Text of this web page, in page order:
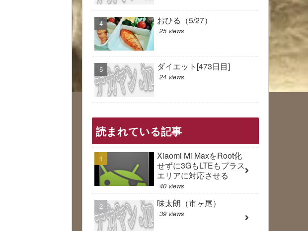
おひる（5/27）
25 views
ダイエット[473日目]
24 views
読まれている記事
Xiaomi Mi MaxをRoot化
せずに3GもLTEもプラス
エリアに対応させる
40 views
味太朗（市ヶ尾）
39 views